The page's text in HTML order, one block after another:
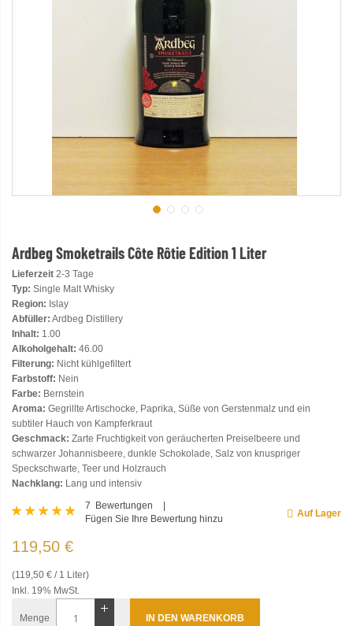
Ardbeg Smoketrails Côte Rôtie Edition 1 Liter
Lieferzeit 2-3 Tage
Typ: Single Malt Whisky
Region: Islay
Abfüller: Ardbeg Distillery
Inhalt: 1.00
Alkoholgehalt: 46.00
Filterung: Nicht kühlgefiltert
Farbstoff: Nein
Farbe: Bernstein
Aroma: Gegrillte Artischocke, Paprika, Süße von Gerstenmalz und ein
subtiler Hauch von Kampferkraut
Geschmack: Zarte Fruchtigkeit von geräucherten Preiselbeere und
schwarzer Johannisbeere, dunkle Schokolade, Salz von knuspriger
Speckschwarte, Teer und Holzrauch
Nachklang: Lang und intensiv
Auf Lager
Bewertung:
7
Bewertungen
Fügen Sie Ihre Bewertung hinzu
119,50 €
(119,50 € / 1 Liter)
Inkl. 19% MwSt.
Menge IN DEN WARENKORB